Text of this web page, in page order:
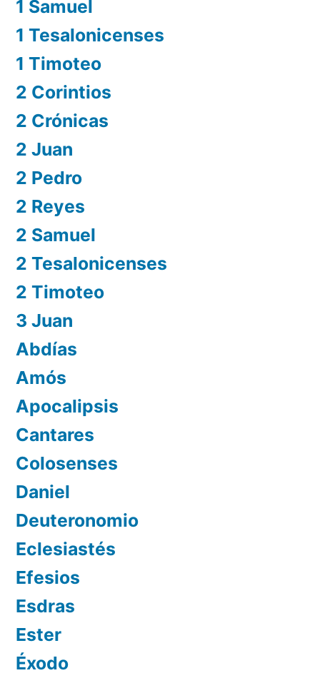
1 Samuel
1 Tesalonicenses
1 Timoteo
2 Corintios
2 Crónicas
2 Juan
2 Pedro
2 Reyes
2 Samuel
2 Tesalonicenses
2 Timoteo
3 Juan
Abdías
Amós
Apocalipsis
Cantares
Colosenses
Daniel
Deuteronomio
Eclesiastés
Efesios
Esdras
Ester
Éxodo